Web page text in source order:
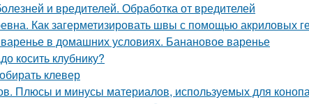
и вредителей. Обработка от вредителей
Как загерметизировать швы с помощью акриловых
варенье в домашних условиях. Банановое варенье
косить клубнику?
клевер
Плюсы и минусы материалов, используемых для